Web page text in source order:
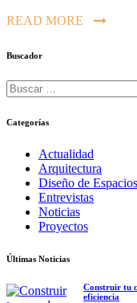
READ MORE
Buscador
Buscar:
Categorías
Actualidad
Arquitectura
Diseño de Espacios
Entrevistas
Noticias
Proyectos
Últimas Noticias
Construir tu
eficiencia